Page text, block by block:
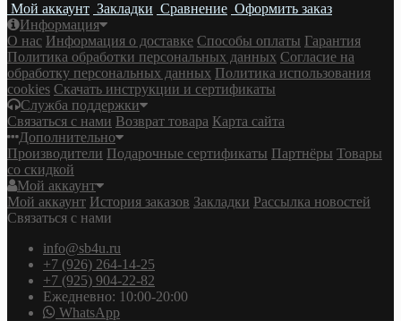
Мой аккаунт Закладки Сравнение Оформить заказ
Информация
О нас Информация о доставке Cпособы оплаты Гарантия
Политика обработки персональных данных Согласие на
обработку персональных данных Политика использования
cookies Скачать инструкции и сертификаты
Служба поддержки
Связаться с нами Возврат товара Карта сайта
Дополнительно
Производители Подарочные сертификаты Партнёры Товары
со скидкой
Мой аккаунт
Мой аккаунт История заказов Закладки Рассылка новостей
Связаться с нами
info@sb4u.ru
+7 (926) 264-14-25
+7 (925) 904-22-82
Ежедневно: 10:00-20:00
WhatsApp